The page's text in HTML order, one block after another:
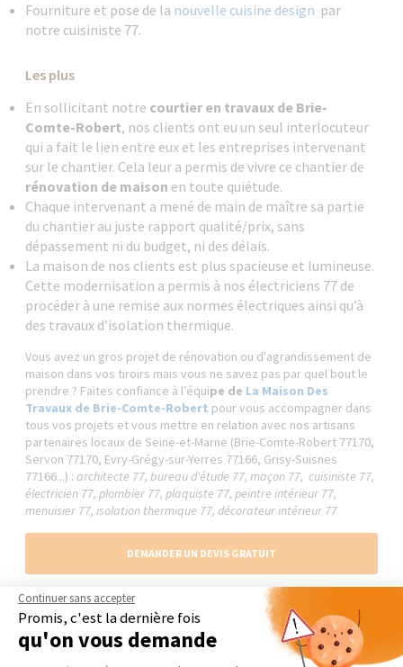
Fourniture et pose de la nouvelle cuisine design par
notre cuisiniste 77.
Les plus
En sollicitant notre courtier en travaux de Brie-
Comte-Robert, nos clients ont eu un seul interlocuteur
qui a fait le lien entre eux et les entreprises intervenant
sur le chantier. Cela leur a permis de vivre ce chantier de
rénovation de maison en toute quiétude.
Chaque intervenant a mené de main de maître sa partie
du chantier au juste rapport qualité/prix, sans
dépassement ni du budget, ni des délais.
La maison de nos clients est plus spacieuse et lumineuse.
Cette modernisation a permis à nos électriciens 77 de
procéder à une remise aux normes électriques ainsi qu’à
des travaux d’isolation thermique.
Vous avez un gros projet de rénovation ou d'agrandissement de
maison dans vos tiroirs mais vous ne savez pas par quel bout le
prendre ? Faites confiance à l’équipe de La Maison Des
Travaux de Brie-Comte-Robert pour vous accompagner dans
tous vos projets et vous mettre en relation avec nos artisans
partenaires locaux de Seine-et-Marne (Brie-Comte-Robert 77170,
Servon 77170, Evry-Grégy-sur-Yerres 77166, Grisy-Suisnes
77166...) :architecte 77, bureau d'étude 77, maçon 77, cuisiniste 77,
électricien 77, plombier 77, plaquiste 77, peintre intérieur 77,
menuisier 77, isolation thermique 77, décorateur intérieur 77
DEMANDER UN DEVIS GRATUIT
Les réalisations similaires
Continuer sans accepter
Promis, c'est la dernière fois
qu'on vous demande